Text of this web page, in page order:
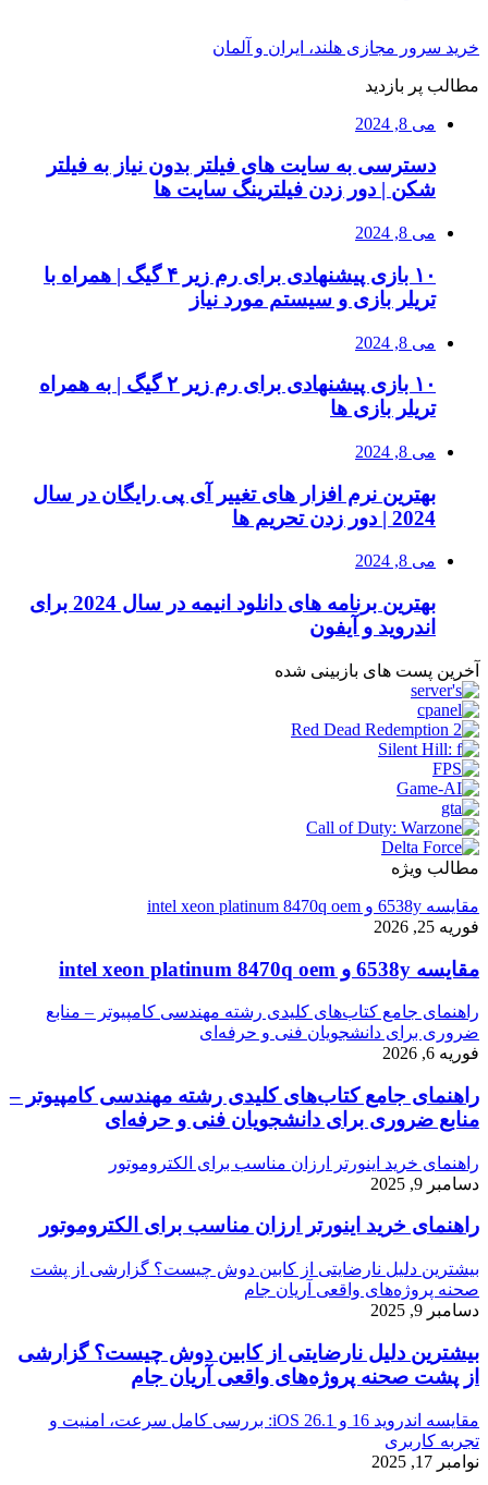
خرید سرور مجازی هلند، ایران و آلمان
مطالب پر بازدید
می 8, 2024
دسترسی به سایت های فیلتر بدون نیاز به فیلتر
شکن | دور زدن فیلترینگ سایت ها
می 8, 2024
۱۰ بازی پیشنهادی برای رم زیر ۴ گیگ | همراه با
تریلر بازی و سیستم مورد نیاز
می 8, 2024
۱۰ بازی پیشنهادی برای رم زیر ۲ گیگ | به همراه
تریلر بازی ها
می 8, 2024
بهترین نرم افزار های تغییر آی پی رایگان در سال
2024 | دور زدن تحریم ها
می 8, 2024
بهترین برنامه های دانلود انیمه در سال 2024 برای
اندروید و آیفون
آخرین پست های بازبینی شده
مطالب ویژه
مقایسه 6538y و intel xeon platinum 8470q oem
فوریه 25, 2026
مقایسه 6538y و intel xeon platinum 8470q oem
راهنمای جامع کتاب‌های کلیدی رشته مهندسی کامپیوتر – منابع
ضروری برای دانشجویان فنی و حرفه‌ای
فوریه 6, 2026
راهنمای جامع کتاب‌های کلیدی رشته مهندسی کامپیوتر –
منابع ضروری برای دانشجویان فنی و حرفه‌ای
راهنمای خرید اینورتر ارزان مناسب برای الکتروموتور
دسامبر 9, 2025
راهنمای خرید اینورتر ارزان مناسب برای الکتروموتور
بیشترین دلیل نارضایتی از کابین دوش چیست؟ گزارشی از پشت
صحنه پروژه‌های واقعی آریان جام
دسامبر 9, 2025
بیشترین دلیل نارضایتی از کابین دوش چیست؟ گزارشی
از پشت صحنه پروژه‌های واقعی آریان جام
مقایسه اندروید 16 و iOS 26.1: بررسی کامل سرعت، امنیت و
تجربه کاربری
نوامبر 17, 2025